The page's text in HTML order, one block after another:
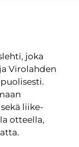
joka
Virolahden
liike-
otteella,